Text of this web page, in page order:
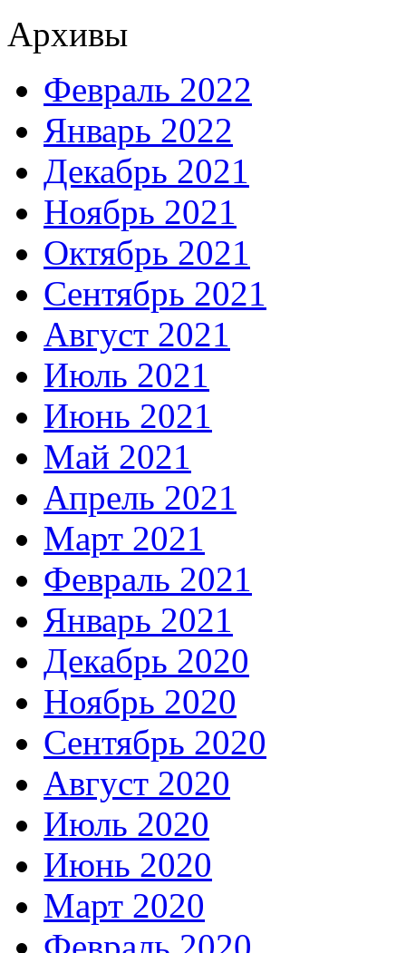
Архивы
Февраль 2022
Январь 2022
Декабрь 2021
Ноябрь 2021
Октябрь 2021
Сентябрь 2021
Август 2021
Июль 2021
Июнь 2021
Май 2021
Апрель 2021
Март 2021
Февраль 2021
Январь 2021
Декабрь 2020
Ноябрь 2020
Сентябрь 2020
Август 2020
Июль 2020
Июнь 2020
Март 2020